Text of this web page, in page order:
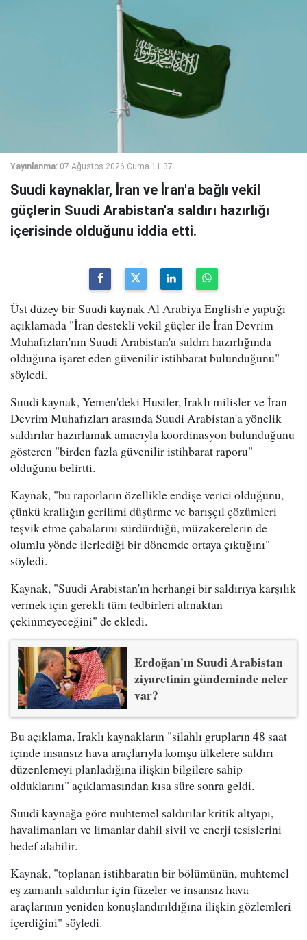
Yayınlanma: 07 Ağustos 2026 Cuma 11:37
Suudi kaynaklar, İran ve İran'a bağlı vekil
güçlerin Suudi Arabistan'a saldırı hazırlığı
içerisinde olduğunu iddia etti.
Üst düzey bir Suudi kaynak Al Arabiya English'e yaptığı
açıklamada "İran destekli vekil güçler ile İran Devrim
Muhafızları'nın Suudi Arabistan'a saldırı hazırlığında
olduğuna işaret eden güvenilir istihbarat bulunduğunu"
söyledi.
Suudi kaynak, Yemen'deki Husiler, Iraklı milisler ve İran
Devrim Muhafızları arasında Suudi Arabistan'a yönelik
saldırılar hazırlamak amacıyla koordinasyon bulunduğunu
gösteren "birden fazla güvenilir istihbarat raporu"
olduğunu belirtti.
Kaynak, "bu raporların özellikle endişe verici olduğunu,
çünkü krallığın gerilimi düşürme ve barışçıl çözümleri
teşvik etme çabalarını sürdürdüğü, müzakerelerin de
olumlu yönde ilerlediği bir dönemde ortaya çıktığını"
söyledi.
Kaynak, "Suudi Arabistan'ın herhangi bir saldırıya karşılık
vermek için gerekli tüm tedbirleri almaktan
çekinmeyeceğini" de ekledi.
Erdoğan'ın Suudi Arabistan
ziyaretinin gündeminde neler
var?
Bu açıklama, Iraklı kaynakların "silahlı grupların 48 saat
içinde insansız hava araçlarıyla komşu ülkelere saldırı
düzenlemeyi planladığına ilişkin bilgilere sahip
olduklarını" açıklamasından kısa süre sonra geldi.
Suudi kaynağa göre muhtemel saldırılar kritik altyapı,
havalimanları ve limanlar dahil sivil ve enerji tesislerini
hedef alabilir.
Kaynak, "toplanan istihbaratın bir bölümünün, muhtemel
eş zamanlı saldırılar için füzeler ve insansız hava
araçlarının yeniden konuşlandırıldığına ilişkin gözlemleri
içerdiğini" söyledi.